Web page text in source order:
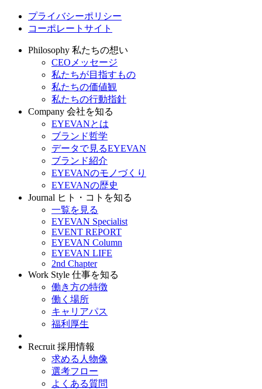
プライバシーポリシー
コーポレートサイト
Philosophy 私たちの想い
CEOメッセージ
私たちが目指すもの
私たちの価値観
私たちの行動指針
Company 会社を知る
EYEVANとは
ブランド哲学
データで見るEYEVAN
ブランド紹介
EYEVANのモノづくり
EYEVANの歴史
Journal ヒト・コトを知る
一覧を見る
EYEVAN Specialist
EVENT REPORT
EYEVAN Column
EYEVAN LIFE
2nd Chapter
Work Style 仕事を知る
働き方の特徴
働く場所
キャリアパス
福利厚生
Recruit 採用情報
求める人物像
選考フロー
よくある質問